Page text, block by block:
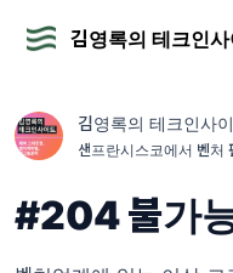
김영록의 테크인
김영록의 테크인사
샌프란시스코에서 벤처
#204 불가